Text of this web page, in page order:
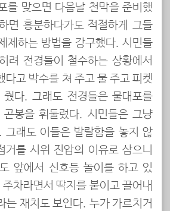
를 맞으면 다음날 천막을 준비했
면 흥분하다가도 적절하게 그들
제하는 방법을 강구했다. 시민들
려 전경들이 철수하는 상황에서
다고 박수를 쳐 주고 물 주고 피켓
다. 그래도 전경들은 물대포를
봉을 휘둘렀다. 시민들은 그냥
그래도 이들은 발랄함을 놓지 않
를 시위 진압의 이유로 삼으니
앞에서 신호등 놀이를 하고 있
차라면서 딱지를 붙이고 끌어내
는 재치도 보인다. 누가 가르치거